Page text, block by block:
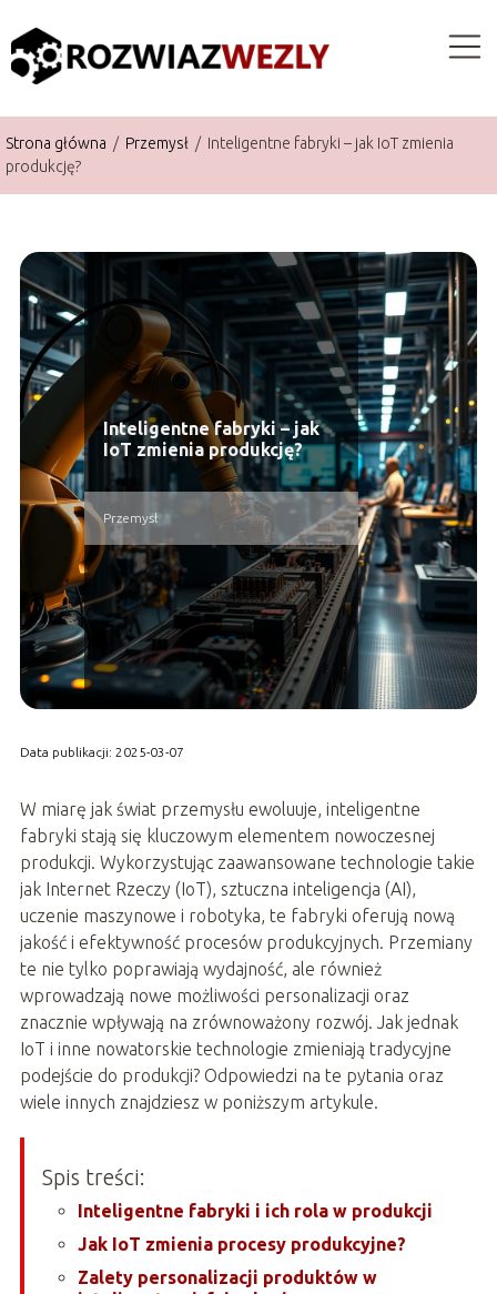
Strona główna / Przemysł / Inteligentne fabryki – jak IoT zmienia
produkcję?
Inteligentne fabryki – jak
IoT zmienia produkcję?
Przemysł
Data publikacji: 2025-03-07
W miarę jak świat przemysłu ewoluuje, inteligentne
fabryki stają się kluczowym elementem nowoczesnej
produkcji. Wykorzystując zaawansowane technologie takie
jak Internet Rzeczy (IoT), sztuczna inteligencja (AI),
uczenie maszynowe i robotyka, te fabryki oferują nową
jakość i efektywność procesów produkcyjnych. Przemiany
te nie tylko poprawiają wydajność, ale również
wprowadzają nowe możliwości personalizacji oraz
znacznie wpływają na zrównoważony rozwój. Jak jednak
IoT i inne nowatorskie technologie zmieniają tradycyjne
podejście do produkcji? Odpowiedzi na te pytania oraz
wiele innych znajdziesz w poniższym artykule.
Spis treści:
Inteligentne fabryki i ich rola w produkcji
Jak IoT zmienia procesy produkcyjne?
Zalety personalizacji produktów w